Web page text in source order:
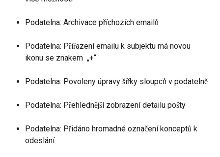
Podatelna: Archivace příchozích emailů
Podatelna: Přiřazení emailu k subjektu má novou
ikonu se znakem  „+“
Podatelna: Povoleny úpravy šířky sloupců v podatelně
Podatelna: Přehlednější zobrazení detailu pošty
Podatelna: Přidáno hromadné označení konceptů k
odeslání